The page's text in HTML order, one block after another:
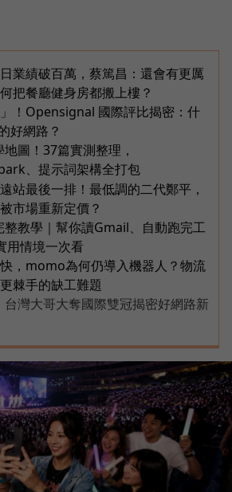
業績破百萬，蔡篤昌：還會有更厲
把餐廳健身房都搬上樓？
！Opensignal 國際評比揭密：什
好網路？
圖！37篇實測整理，
、提示詞架構全打包
站最後一排！最低調的二代鄭平，
市場重新定價？
教學｜幫你讀Gmail、自動跑完工
用情境一次看
，momo為何仍導入機器人？物流
棘手的缺工難題
灣大哥大奪國際雙冠揭密好網路新